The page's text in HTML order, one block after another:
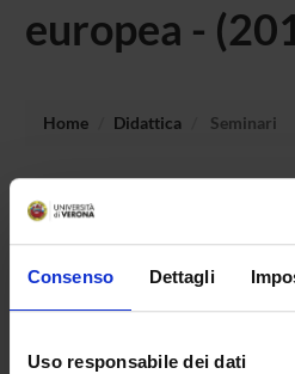
Consenso Dettagli
Uso responsabile dei dati
europea -
Home Didattica Seminari
all'insegnamento Diritto